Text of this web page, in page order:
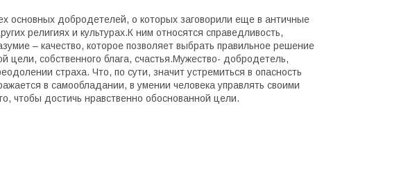
основных добродетелей, о которых заговорили еще в античные
религиях и культурах.К ним относятся справедливость,
– качество, которое позволяет выбрать правильное решение
цели, собственного блага, счастья.Мужество- добродетель,
страха. Что, по сути, значит устремиться в опасность
в самообладании, в умении человека управлять своими
чтобы достичь нравственно обоснованной цели.